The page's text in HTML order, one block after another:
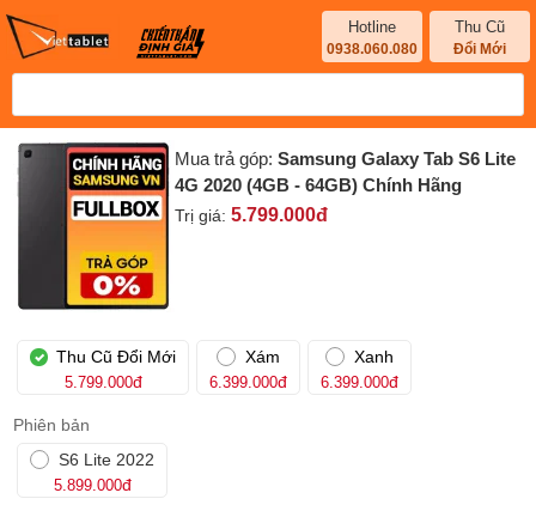
Hotline
0938.060.080
Thu Cũ
Đổi Mới
Mua trả góp:Samsung Galaxy Tab S6 Lite
4G 2020 (4GB - 64GB) Chính Hãng
Trị giá:5.799.000đ
Thu Cũ Đổi Mới
5.799.000đ
Xám
6.399.000đ
Xanh
6.399.000đ
Phiên bản
S6 Lite 2022
5.899.000đ